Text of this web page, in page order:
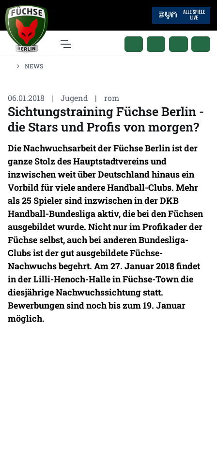
NEWS
06.01.2018 | Jugend | rom
Sichtungstraining Füchse Berlin -
die Stars und Profis von morgen?
Die Nachwuchsarbeit der Füchse Berlin ist der
ganze Stolz des Hauptstadtvereins und
inzwischen weit über Deutschland hinaus ein
Vorbild für viele andere Handball-Clubs. Mehr
als 25 Spieler sind inzwischen in der DKB
Handball-Bundesliga aktiv, die bei den Füchsen
ausgebildet wurde. Nicht nur im Profikader der
Füchse selbst, auch bei anderen Bundesliga-
Clubs ist der gut ausgebildete Füchse-
Nachwuchs begehrt. Am 27. Januar 2018 findet
in der Lilli-Henoch-Halle in Füchse-Town die
diesjährige Nachwuchssichtung statt.
Bewerbungen sind noch bis zum 19. Januar
möglich.